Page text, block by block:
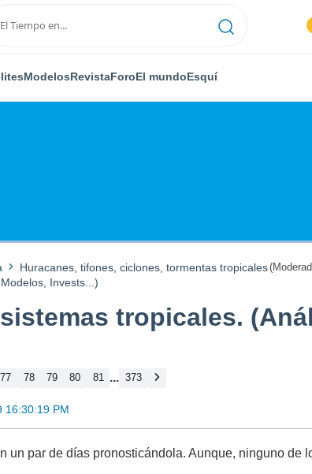
ModelosRevistaForoEl mundoEsquí
Huracanes, tifones, ciclones, tormentas tropicales
Invests...)
tropicales.
77 78 79 80 81 ... 373
16:30:19 PM
un par de días pronosticándola. Aunque, ninguno de